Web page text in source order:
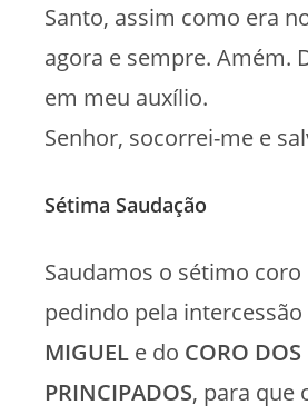
Santo, assim como era
agora e sempre. Amém.
em meu auxílio.
Senhor, socorrei-me e
Sétima Saudação
Saudamos o sétimo coro
pedindo pela intercessão
MIGUEL e do CORO DOS
PRINCIPADOS, para que